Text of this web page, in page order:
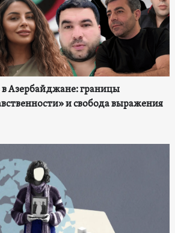
Азербайджане: границы
и свобода выражения